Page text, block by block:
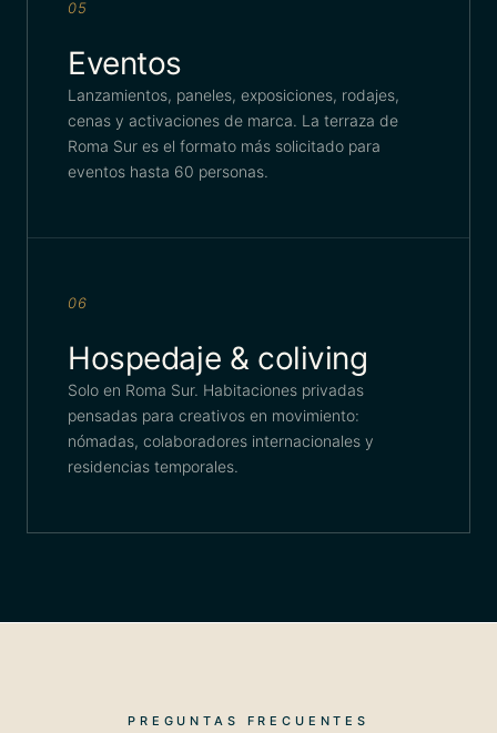
05
Eventos
Lanzamientos, paneles, exposiciones, rodajes,
cenas y activaciones de marca. La terraza de
Roma Sur es el formato más solicitado para
eventos hasta 60 personas.
06
Hospedaje & coliving
Solo en Roma Sur. Habitaciones privadas
pensadas para creativos en movimiento:
nómadas, colaboradores internacionales y
residencias temporales.
PREGUNTAS FRECUENTES